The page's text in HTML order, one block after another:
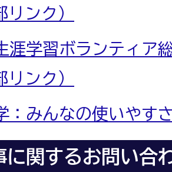
リンク）
涯学習ボランティア
ンク）
：みんなの使いやす
に関するお問い合